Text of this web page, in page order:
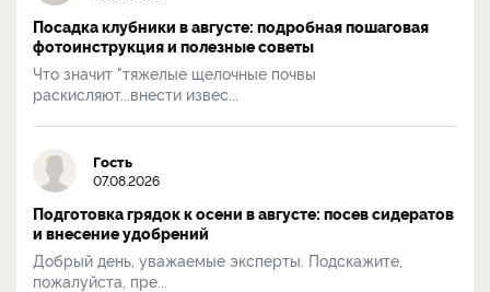
Посадка клубники в августе: подробная пошаговая
фотоинструкция и полезные советы
Что значит "тяжелые щелочные почвы
раскисляют...внести извес...
Гость
07.08.2026
Подготовка грядок к осени в августе: посев сидератов
и внесение удобрений
Добрый день, уважаемые эксперты. Подскажите,
пожалуйста, пре...